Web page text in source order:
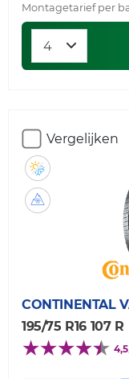
Montagetarief per
Vergelijken
CONTINENTAL
195/75 R16 107 R